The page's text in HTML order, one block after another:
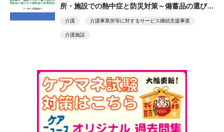
所・施設での熱中症と防災対策～備蓄品の選び方
や補助金の制度解説～」 介護事業所・施設向
介護 介護事業所等に対するサービス継続支援事業
介護施設